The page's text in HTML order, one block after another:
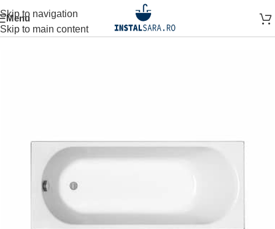
Skip to navigation
Skip to main content
Menupagină OBIECTE SANITARE CAZI SI PARAVANE CADA